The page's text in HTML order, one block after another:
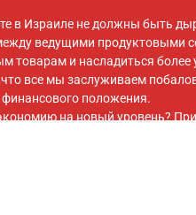
в Израиле не должны быть
ведущими продуктовыми
товарам и насладиться
все мы заслуживаем
положения.
на новый уровень?